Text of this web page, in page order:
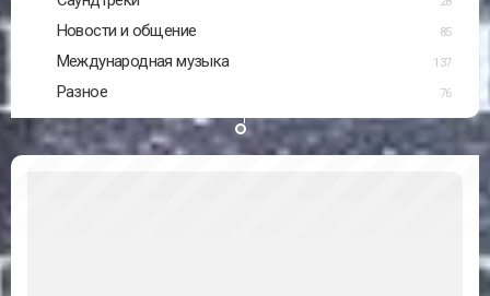
Новости и общение 85
Международная музыка 137
Разное 76